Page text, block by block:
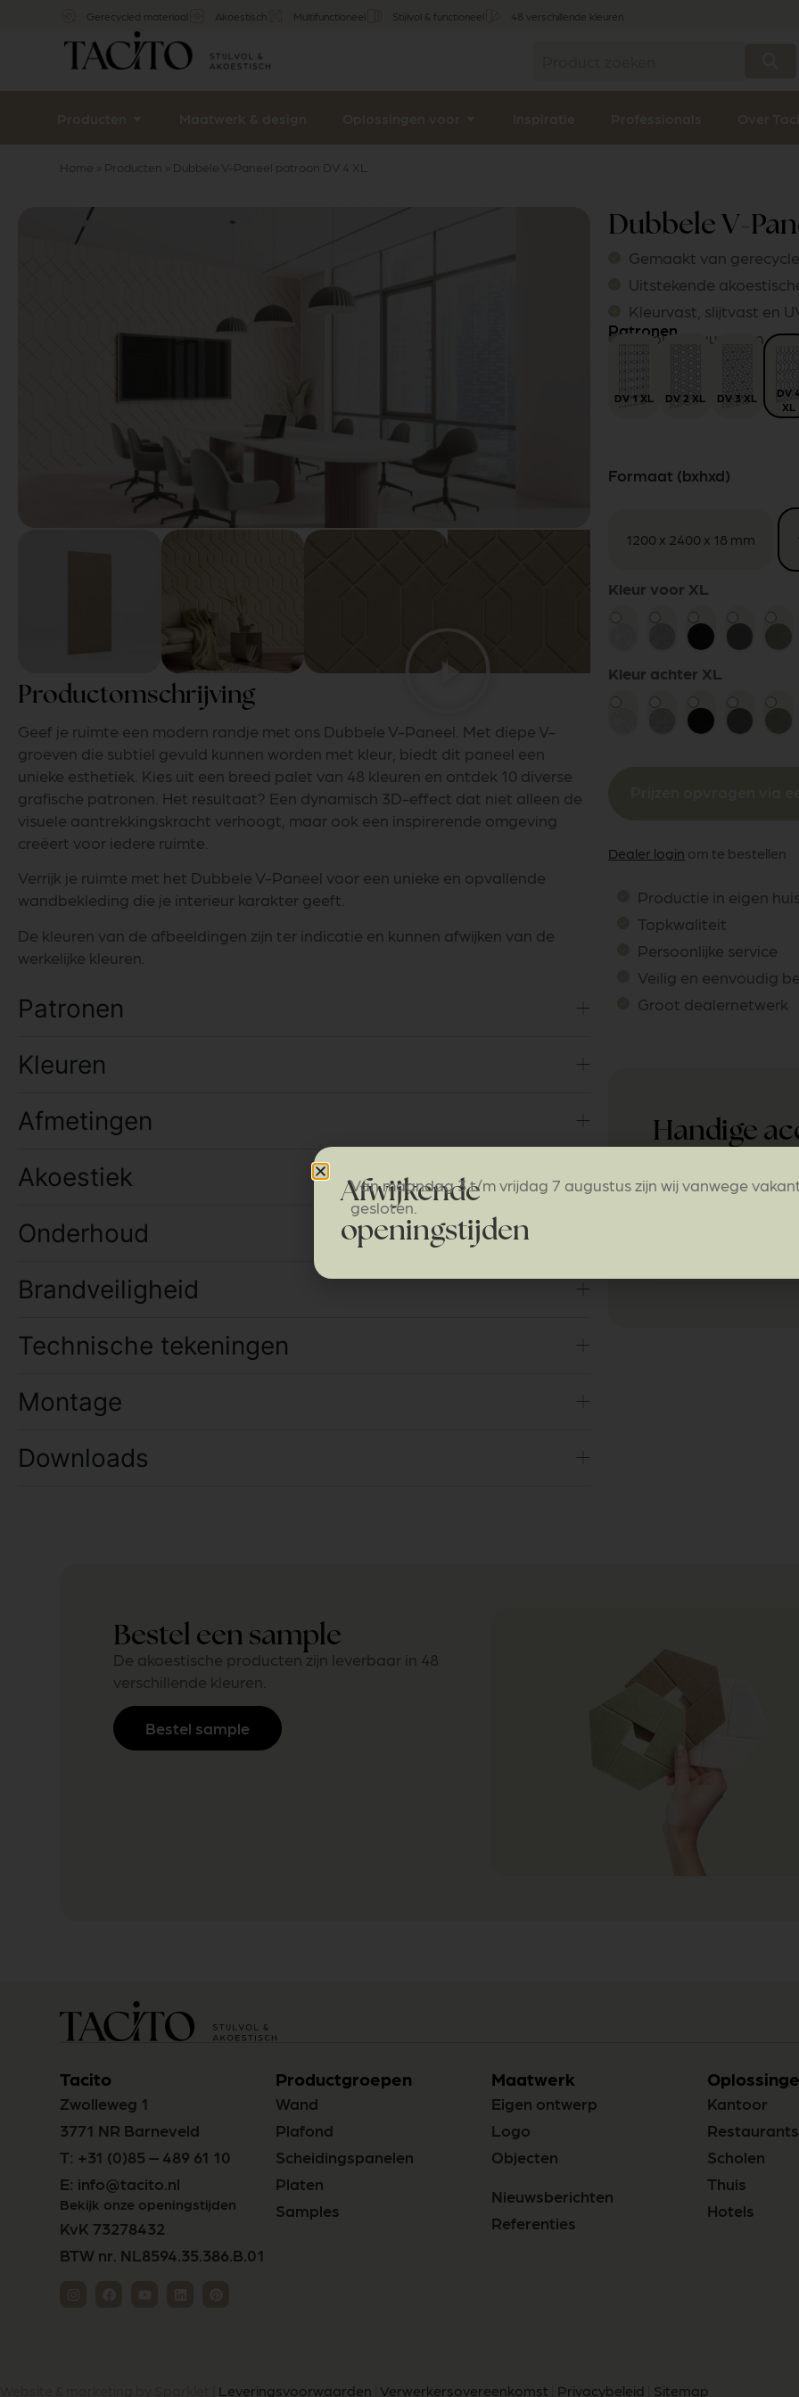
Gerecycled materiaal Akoestisch Multifunctioneel Stijlvol & functioneel 48 verschillende kleuren
Home Producten Dubbele V-Paneel patroon DV 4 XL
Productomschrijving
Geef je ruimte een modern randje met ons Dubbele V-Paneel. Met diepe V-
groeven die subtiel gevuld kunnen worden met kleur, biedt dit paneel een
unieke esthetiek. Kies uit een breed palet van 48 kleuren en ontdek 10 diverse
grafische patronen. Het resultaat? Een dynamisch 3D-effect dat niet alleen de
visuele aantrekkingskracht verhoogt, maar ook een inspirerende omgeving
creëert voor iedere ruimte.
Verrijk je ruimte met het Dubbele V-Paneel voor een unieke en opvallende
wandbekleding die je interieur karakter geeft.
De kleuren van de afbeeldingen zijn ter indicatie en kunnen afwijken van de
werkelijke kleuren.
Patronen
Kleuren
Afmetingen
Akoestiek
Onderhoud
Brandveiligheid
Technische tekeningen
Montage
Downloads
Dubbele V-
Gemaakt van
Uitstekende
Kleurvast, slijtvast en
Mooi en duurzaam
Patronen
DV 1 XL DV 2 XL DV 3 XL
DV
XL
Formaat (bxhxd)
1200 x 2400 x 18 mm
Kleur voor XL
Kleur achter XL
Dealer login om te bestellen
Productie in eigen huis
Topkwaliteit
Persoonlijke service
Veilig en eenvoudig
Groot dealernetwerk
Handige
Bestel een sample
De akoestische producten zijn leverbaar in 48
verschillende kleuren.
Bestel sample
Tacito
Zwolleweg 1
3771 NR Barneveld
T: +31 (0)85 – 489 61 10
E: info@tacito.nl
Bekijk onze openingstijden
KvK 73278432
BTW nr. NL8594.35.386.B.01
Productgroepen
Wand
Plafond
Scheidingspanelen
Platen
Samples
Maatwerk
Eigen ontwerp
Logo
Objecten
Nieuwsberichten
Referenties
Kantoor
Restaurants
Scholen
Thuis
Hotels
Leveringsvoorwaarden Verwerkersovereenkomst Privacybeleid Sitemap
Afwijkende
openingstijden
Van maandag 3 t/m vrijdag 7 augustus zijn wij vanwege
gesloten.